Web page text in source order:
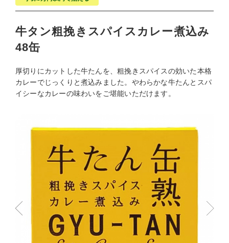
牛タン粗挽きスパイスカレー煮込み
48缶
厚切りにカットした牛たんを、粗挽きスパイスの効いた本格
カレーでじっくりと煮込みました。やわらかな牛たんとスパ
イシーなカレーの味わいをご堪能いただけます。